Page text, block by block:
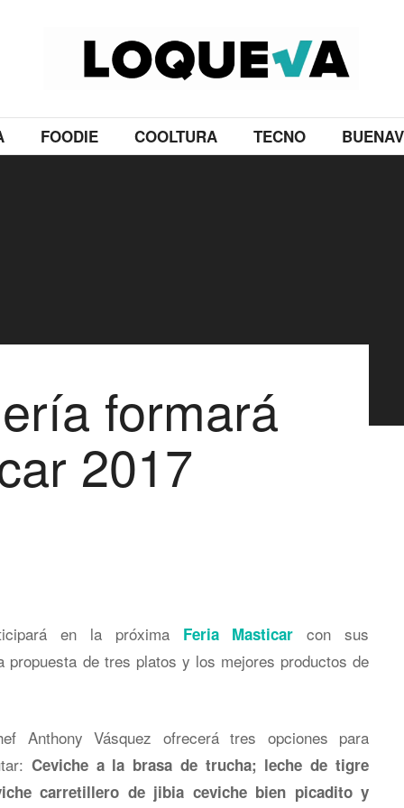
FOODIE COOLTURA TECNO
formará
2017
en la próxima Feria Masticar con sus
de tres platos y los mejores productos de
Anthony Vásquez ofrecerá tres opciones para
Ceviche a la brasa de trucha; leche de tigre
carretillero de jibia ceviche bien picadito y